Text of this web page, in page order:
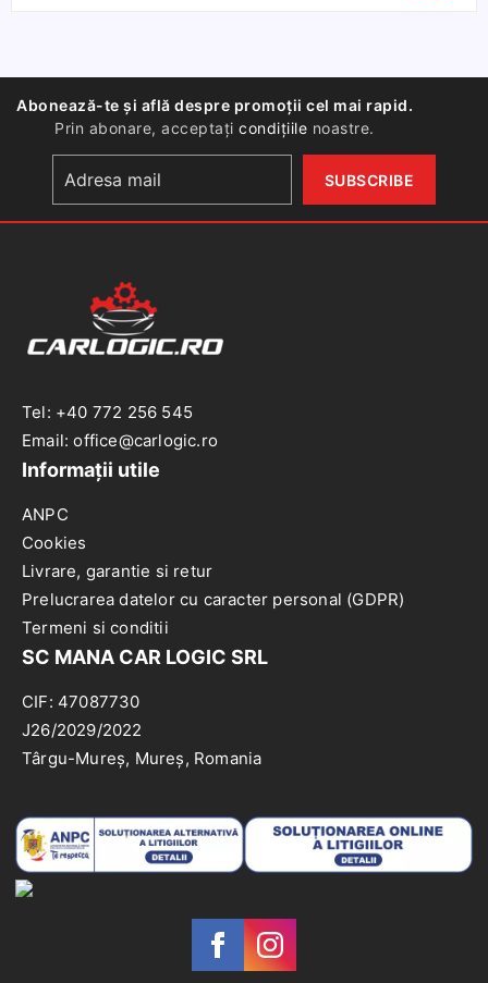
tip
Abonează-te și află despre promoții cel mai rapid.
Prin abonare, acceptațicondițiile noastre.
Tel: +40 772 256 545
Email: office@carlogic.ro
Informații utile
ANPC
Cookies
Livrare, garantie si retur
Prelucrarea datelor cu caracter personal (GDPR)
Termeni si conditii
SC MANA CAR LOGIC SRL
CIF: 47087730
J26/2029/2022
Târgu-Mureș, Mureș, Romania